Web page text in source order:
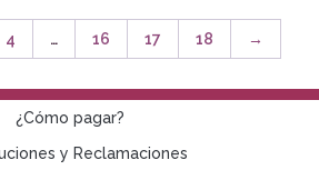
4 … 16 17 18 →
¿Cómo pagar?
y Reclamaciones